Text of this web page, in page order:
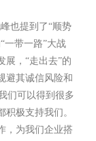
也提到了“顺势
一带一路”大战
展，“走出去”的
避其诚信风险和
们可以得到很多
积极支持我们。
，为我们企业搭